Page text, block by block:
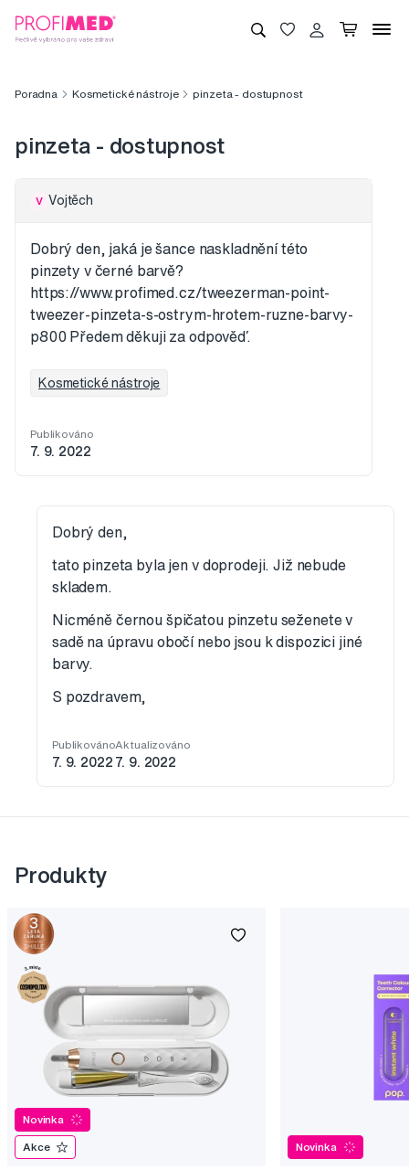
Poradna Kosmetické nástroje pinzeta - dostupnost
pinzeta - dostupnost
V Vojtěch
Dobrý den, jaká je šance naskladnění této
pinzety v černé barvě?
https://www.profimed.cz/tweezerman-point-
tweezer-pinzeta-s-ostrym-hrotem-ruzne-barvy-
p800 Předem děkuji za odpověď.
Kosmetické nástroje
Publikováno
7. 9. 2022
Dobrý den,
tato pinzeta byla jen v doprodeji. Již nebude
skladem.
Nicméně černou špičatou pinzetu seženete v
sadě na úpravu obočí nebo jsou k dispozici jiné
barvy.
S pozdravem,
Publikováno
7. 9. 2022
Aktualizováno
7. 9. 2022
Produkty
Novinka
Akce Novinka